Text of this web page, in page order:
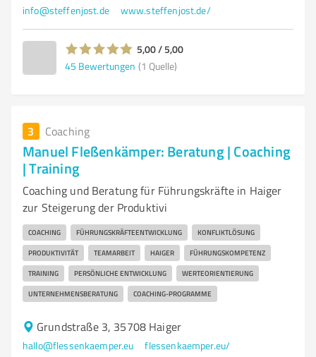
info@steffenjost.de www.steffenjost.de/
5,00 / 5,00
45 Bewertungen (1 Quelle)
3 Coaching
Manuel Fleßenkämper: Beratung | Coaching
| Training
Coaching und Beratung für Führungskräfte in Haiger
zur Steigerung der Produktivi
COACHING FÜHRUNGSKRÄFTEENTWICKLUNG KONFLIKTLÖSUNG
PRODUKTIVITÄT TEAMARBEIT HAIGER FÜHRUNGSKOMPETENZ
TRAINING PERSÖNLICHE ENTWICKLUNG WERTEORIENTIERUNG
UNTERNEHMENSBERATUNG COACHING-PROGRAMME
Grundstraße 3, 35708 Haiger
hallo@flessenkaemper.eu flessenkaemper.eu/